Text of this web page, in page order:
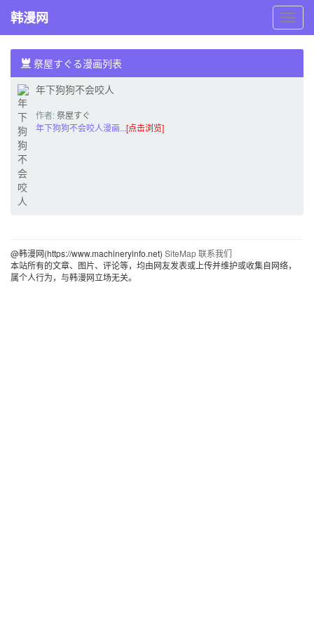
韩
漫
网
韩漫网
祭屋すぐる漫画列表
年下狗狗不会咬人
作者:祭屋すぐ
る
年下狗狗不会咬人漫画...[点击浏览]
@韩漫网(https://www.machineryinfo.net) SiteMap联系我们
本站所有的文章、图片、评论等，均由网友发表或上传并维护或收集自网络，
属个人行为，与韩漫网立场无关。